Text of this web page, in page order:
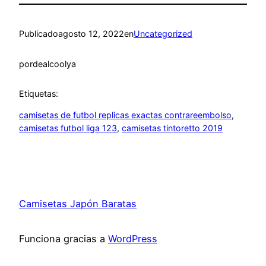
Publicadoagosto 12, 2022enUncategorized
pordealcoolya
Etiquetas:
camisetas de futbol replicas exactas contrareembolso
camisetas futbol liga 123, camisetas tintoretto 2019
Camisetas Japón Baratas
Funciona gracias a WordPress